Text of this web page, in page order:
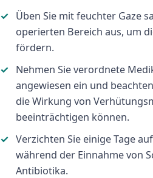
Üben Sie mit feuchter Gaze
operierten Bereich aus, um
fördern.
Nehmen Sie verordnete
angewiesen ein und
die Wirkung von
beeinträchtigen können.
Verzichten Sie einige Tage
während der Einnahme von
Antibiotika.